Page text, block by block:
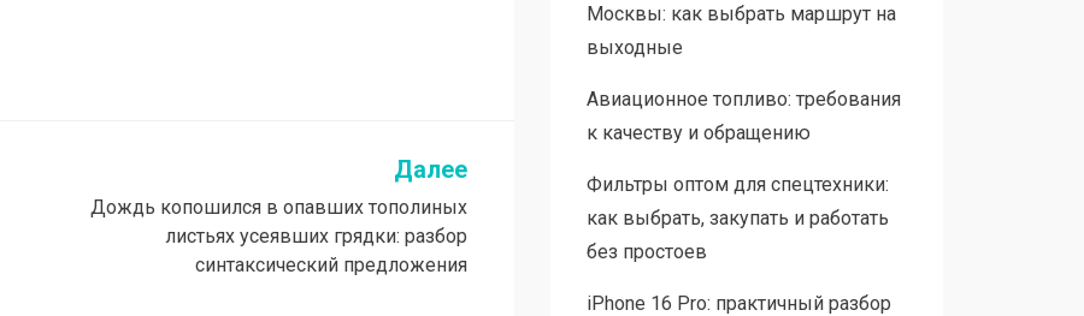
Далее
Дождь копошился в опавших тополиных
листьях усеявших грядки: разбор
синтаксический предложения
Москвы: как выбрать маршрут на
выходные
Авиационное топливо: требования
к качеству и обращению
Фильтры оптом для спецтехники:
как выбрать, закупать и работать
без простоев
iPhone 16 Pro: практичный разбор